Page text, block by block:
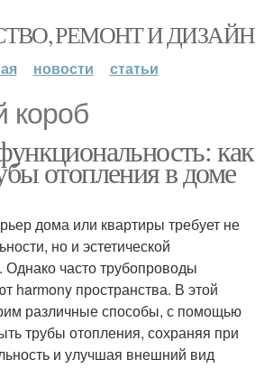
РЕМОНТ И ДИЗАЙН
новости статьи
короб
как
отопления в доме
дома или квартиры требует не
но и эстетической
Однако часто трубопроводы
harmony пространства. В этой
различные способы, с помощью
трубы отопления, сохраняя при
и улучшая внешний вид